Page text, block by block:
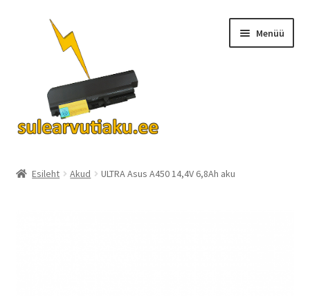
navigeerimisele
Menüü
Esileht Akud ULTRA Asus A450 14,4V 6,8Ah aku